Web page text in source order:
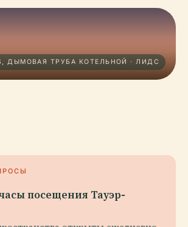
ДЫМОВАЯ ТРУБА КОТЕЛЬНОЙ · ЛИДС
посещения Тауэр-